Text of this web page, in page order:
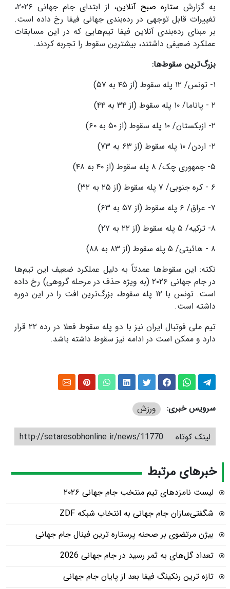
به گزارش ستاره صبح آنلاین
، از ابتدای جام جهانی ۲۰۲۶،
تغییرات قابل توجهی در رده‌بندی جهانی فیفا رخ داده است.
بر مبنای رده‌بندی آنلاین فیفا تیم‌هایی که در این مسابقات
عملکرد ضعیفی داشتند، بیشترین سقوط را تجربه کردند.
بزرگ‌ترین سقوط‌ها:
۱- تونس/ ۱۲ پله سقوط (از ۴۵ به ۵۷)
۲ - پاناما/ ۱۰ پله سقوط (از ۳۴ به ۴۴)
۲- ازبکستان/ ۱۰ پله سقوط (از ۵۰ به ۶۰)
۲- اردن/ ۱۰ پله سقوط (از ۶۳ به ۷۳)
۵- جمهوری چک/ ۸ پله سقوط (از ۴۰ به ۴۸)
۶ - کره جنوبی/ ۷ پله سقوط (از ۲۵ به ۳۲)
۷- عراق/ ۶ پله سقوط (از ۵۷ به ۶۳)
۸- ترکیه/ ۵ پله سقوط (از ۲۲ به ۲۷)
۸ - هائیتی/ ۵ پله سقوط (از ۸۳ به ۸۸)
نکته: این سقوط‌ها عمدتاً به دلیل عملکرد ضعیف این تیم‌ها
در جام جهانی ۲۰۲۶ (به ویژه حذف در مرحله گروهی) رخ داده
است. تونس با ۱۲ پله سقوط، بزرگ‌ترین افت را در این دوره
داشته است.
تیم ملی فوتبال ایران نیز با دو پله سقوط فعلا در رده ۲۲ قرار
دارد و ممکن است در ادامه نیز سقوط داشته باشد.
سرویس خبری: ورزش
لینک کوتاه http://setaresobhonline.ir/news/11770
خبرهای مرتبط
لیست نامزدهای تیم منتخب جام جهانی ۲۰۲۶
شگفتی‌سازان جام جهانی به انتخاب شبکه ZDF
بیژن مرتضوی بر صحنه پرستاره ترین فینال جام جهانی
تعداد گل‌های به ثمر رسید در جام جهانی 2026
تازه ترین رنکینگ فیفا بعد از پایان جام جهانی